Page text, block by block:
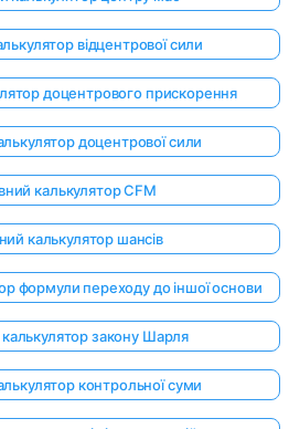
відцентрової сили
доцентрового прискорення
доцентрової сили
калькулятор CFM
калькулятор шансів
формули переходу до іншої основи
закону Шарля
контрольної суми